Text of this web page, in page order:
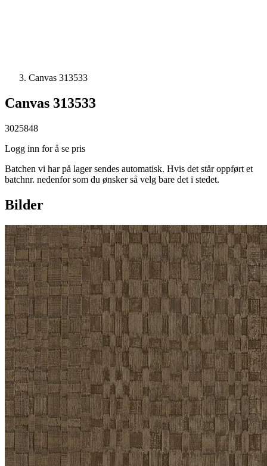
Canvas 313533
Canvas 313533
3025848
Logg inn for å se pris
Batchen vi har på lager sendes automatisk. Hvis det står oppført et
batchnr. nedenfor som du ønsker så velg bare det i stedet.
Bilder